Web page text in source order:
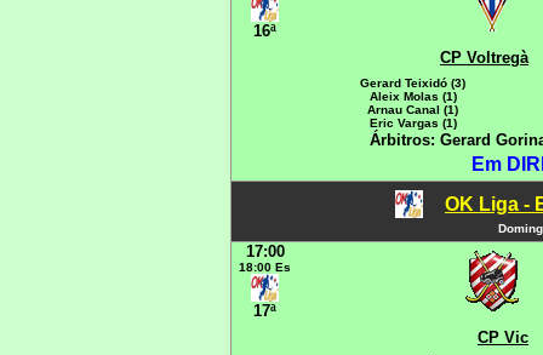
16ª
CP Voltregà
Gerard Teixidó (3)
Aleix Molas (1)
Arnau Canal (1)
Eric Vargas (1)
Árbitros: Gerard
Em
OK Liga -
17:00
18:00 Es
17ª
CP Vic